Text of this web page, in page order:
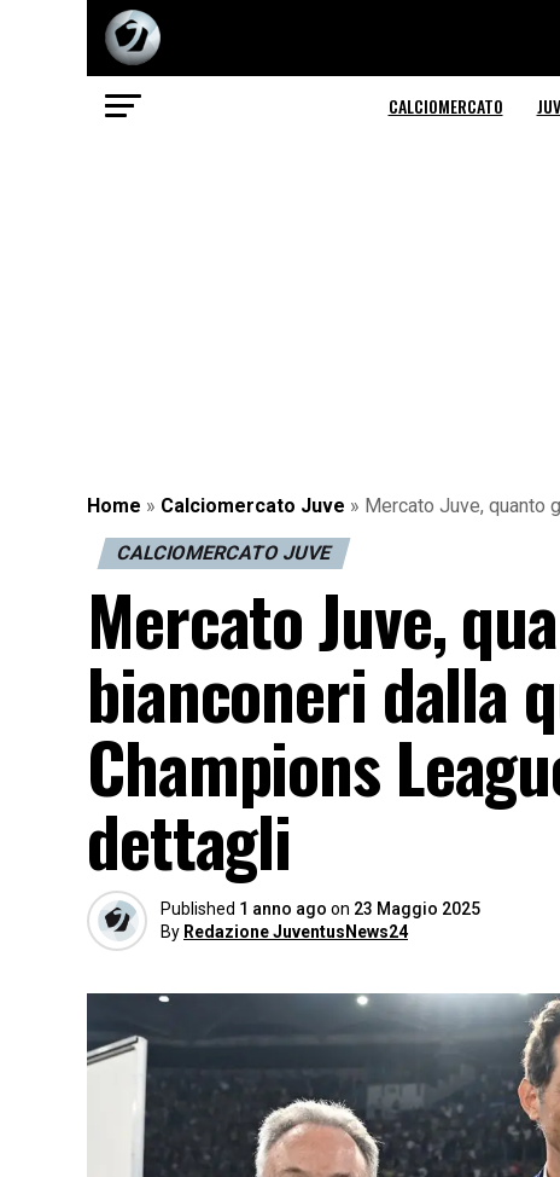
CALCIOMERCATO
Home » Calciomercato Juve » Mercato Juve, quanto
CALCIOMERCATO JUVE
Mercato Juve,
bianconeri dalla
Champions
dettagli
Published 1 anno ago on 23 Maggio 2025
By Redazione JuventusNews24